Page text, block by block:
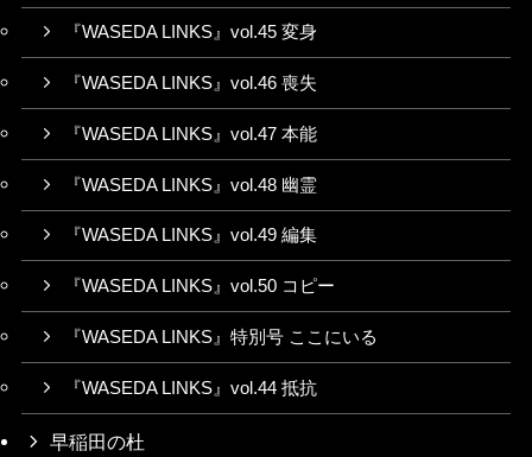
『WASEDA LINKS』vol.45 変身
『WASEDA LINKS』vol.46 喪失
『WASEDA LINKS』vol.47 本能
『WASEDA LINKS』vol.48 幽霊
『WASEDA LINKS』vol.49 編集
『WASEDA LINKS』vol.50 コピー
『WASEDA LINKS』特別号 ここにいる
『WASEDA LINKS』vol.44 抵抗
早稲田の杜